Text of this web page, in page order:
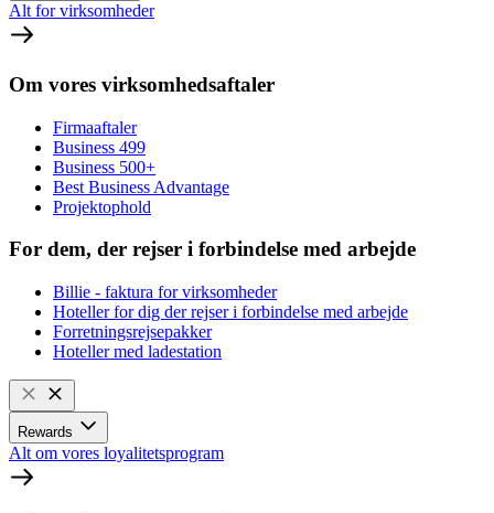
Alt for virksomheder
Om vores virksomhedsaftaler
Firmaaftaler
Business 499
Business 500+
Best Business Advantage
Projektophold
For dem, der rejser i forbindelse med arbejde
Billie - faktura for virksomheder
Hoteller for dig der rejser i forbindelse med arbejde
Forretningsrejsepakker
Hoteller med ladestation
Rewards
Alt om vores loyalitetsprogram